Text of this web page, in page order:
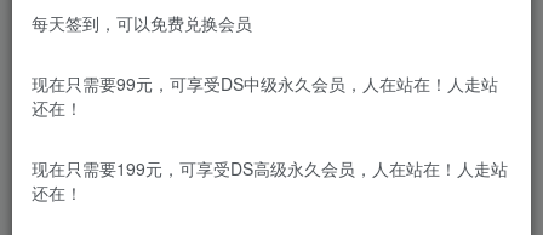
每天签到，可以免费兑换会员
现在只需要99元，可享受DS中级永久会员，人在站在！人走站
还在！
现在只需要199元，可享受DS高级永久会员，人在站在！人走站
还在！